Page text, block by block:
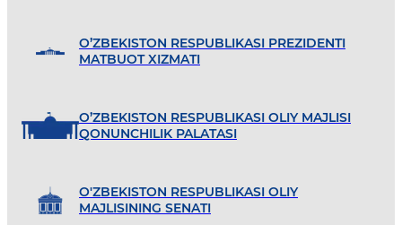
O’ZBEKISTON RESPUBLIKASI PREZIDENTI
MATBUOT XIZMATI
O’ZBEKISTON RESPUBLIKASI OLIY MAJLISI
QONUNCHILIK PALATASI
O'ZBEKISTON RESPUBLIKASI OLIY
MAJLISINING SENATI